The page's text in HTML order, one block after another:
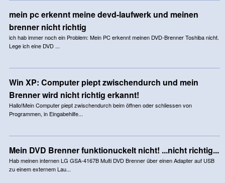
mein pc erkennt meine devd-laufwerk und meinen
brenner nicht richtig
ich hab immer noch ein Problem: Mein PC erkennt meinen DVD-Brenner Toshiba nicht.
Lege ich eine DVD ...
Win XP: Computer piept zwischendurch und mein
Brenner wird nicht richtig erkannt!
Hallo!Mein Computer piept zwischendurch beim öffnen oder schliessen von
Programmen, in Eingabehilfe...
Mein DVD Brenner funktionuckelt nicht! ...nicht richtig...
Hab meinen internen LG GSA-4167B Multi DVD Brenner über einen Adapter auf USB
zu einem externem Lau...